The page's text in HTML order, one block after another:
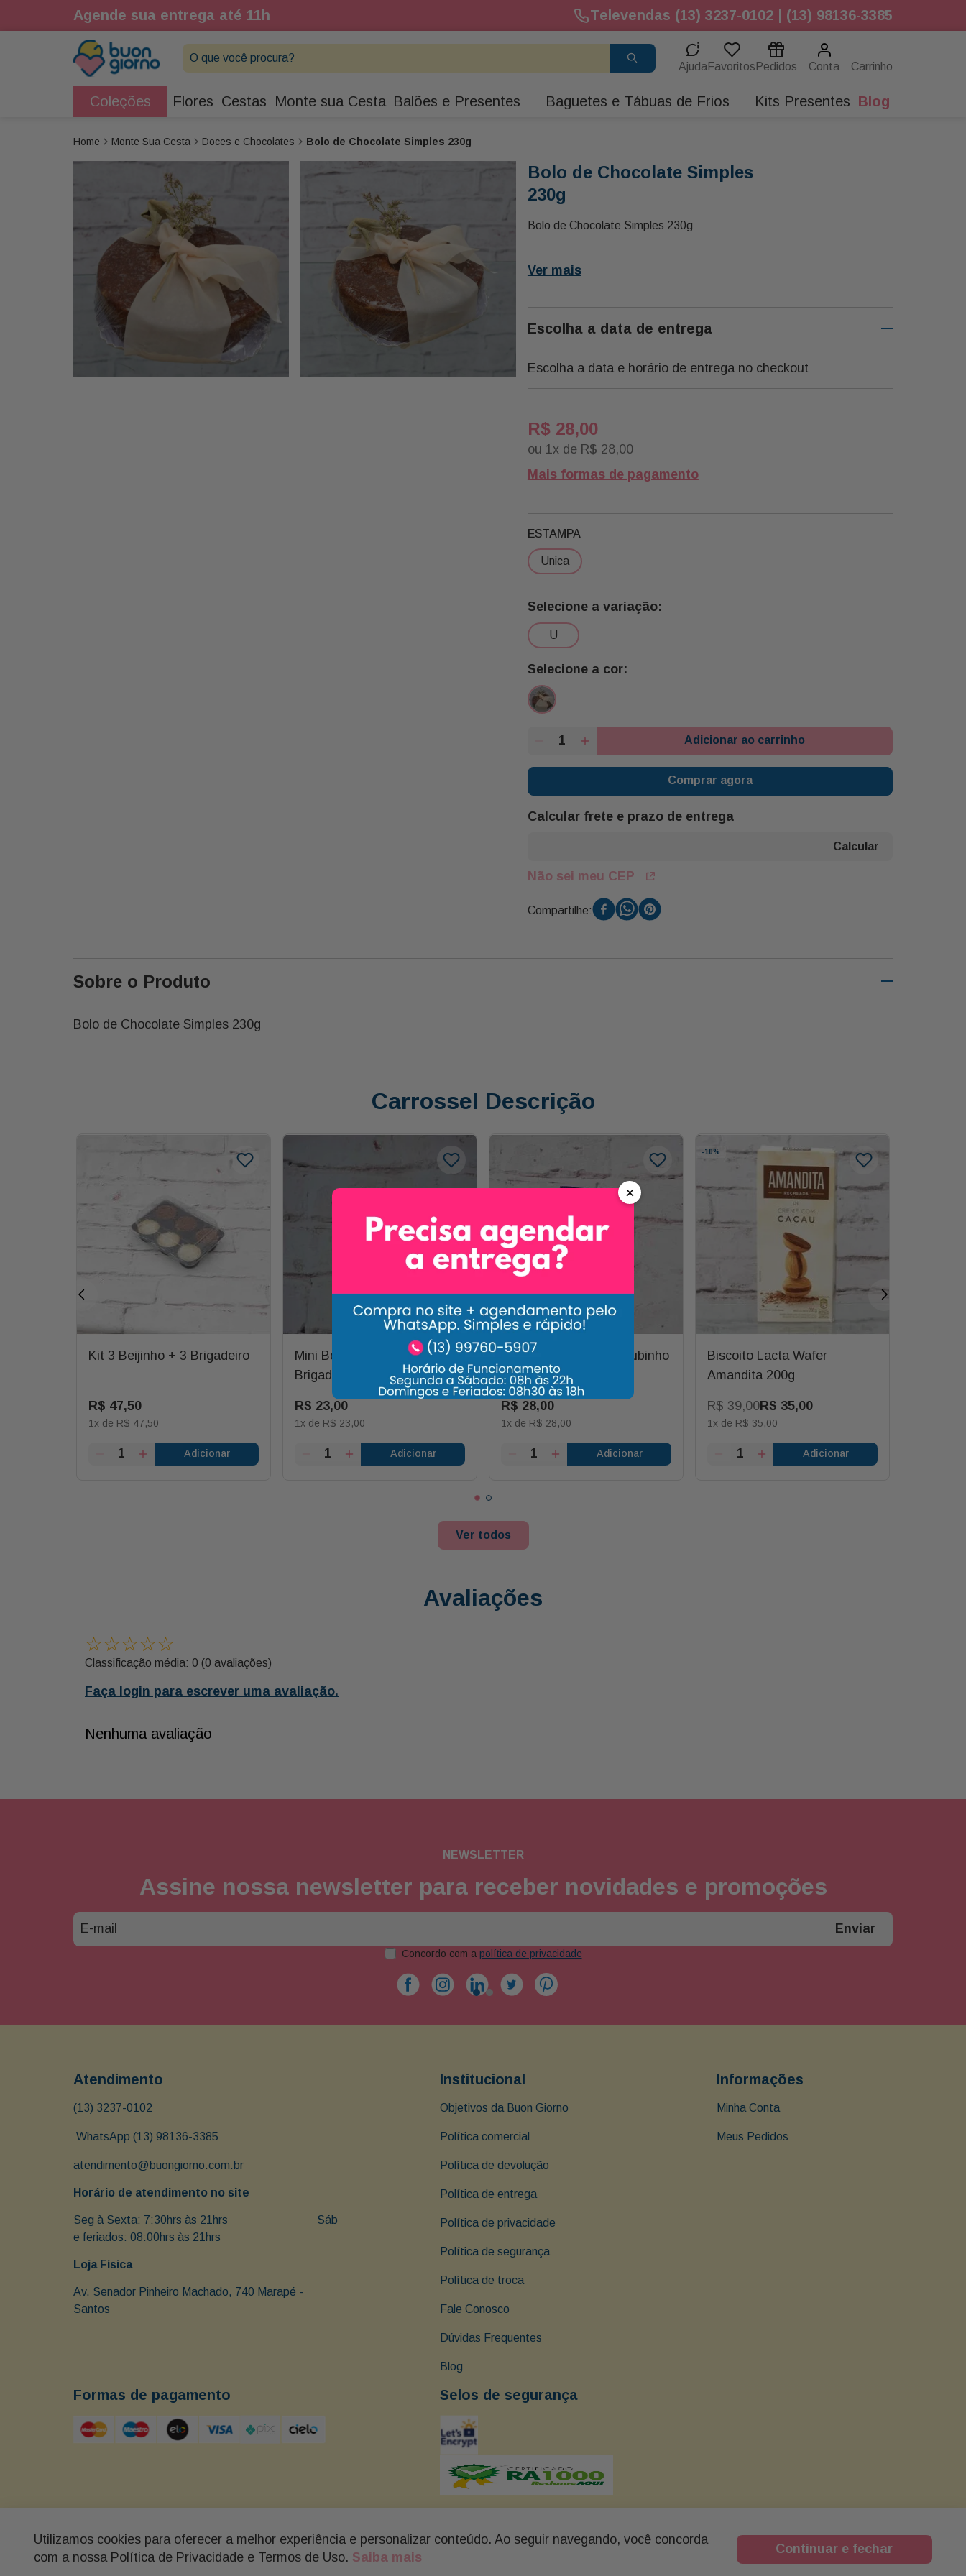
Agende sua entrega até 11h Televendas (13) 3237-0102 | (13) 98136-3385
O que você procura?
Ajuda Favoritos Pedidos Conta
Coleções Flores Cestas Monte sua Cesta Balões e Presentes Baguetes e Tábuas de Frios Kits Presentes Blog
Monte Sua Cesta Doces e Chocolates Bolo de Chocolate Simples 230g
Bolo de Chocolate Simples
230g
Bolo de Chocolate Simples 230g
Ver mais
Escolha a data de entrega
Escolha a data e horário de entrega no checkout
R$ 28,00
ou 1 x de R$ 28,00
Mais formas de pagamento
u
ESTAMPA
unica
Adicionar ao carrinho
Comprar agora
Calcular frete e prazo de entrega
Não sei meu CEP
Compartilhe:
Sobre o Produto
Bolo de Chocolate Simples 230g
Carrossel Descrição
Kit 3 Beijinho + 3 Brigadeiro
R$ 47,50
1x de R$ 47,50
Adicionar
Mini Bolo de Laranja com
Brigadeiro e Disqueti
R$ 23,00
1x de R$ 23,00
Adicionar
Bala Gelatina Tubes Tubinho
Citricos 80g
R$ 28,00
1x de R$ 28,00
Adicionar
-10%
Biscoito Lacta Wafer
Amandita 200g
R$ 39,00R$ 35,00
1x de R$ 35,00
Adicionar
Ver todos
Avaliações
☆☆☆☆☆
Classificação média: 0 (0 avaliações)
Faça login para escrever uma avaliação.
Nenhuma avaliação
NEWSLETTER
Assine nossa newsletter para receber novidades e promoções
Enviar
Concordo com a política de privacidade
Atendimento
(13) 3237-0102
WhatsApp (13) 98136-3385
atendimento@buongiorno.com.br
Horário de atendimento no site
Seg à Sexta: 7:30hrs às 21hrs                               Sáb
e feriados: 08:00hrs às 21hrs
Loja Física
Av. Senador Pinheiro Machado, 740 Marapé -
Santos
Institucional
Objetivos da Buon Giorno
Política comercial
Política de devolução
Política de entrega
Política de privacidade
Política de segurança
Política de troca
Fale Conosco
Dúvidas Frequentes
Blog
Informações
Minha Conta
Meus Pedidos
Formas de pagamento Selos de segurança
Buon Giorno - Av. Senador Pinheiro Machado 740, Marapé - Santos - SP Tel: (13) 3237-0102 BUON GIORNO - FLORES, CESTAS E
PRESENTES LTDA - CNPJ 69.350.163/0001-09
×
Utilizamos cookies para oferecer a melhor experiência e personalizar conteúdo. Ao seguir navegando, você concorda
com a nossa Política de Privacidade e Termos de Uso. Saiba mais
Continuar e fechar